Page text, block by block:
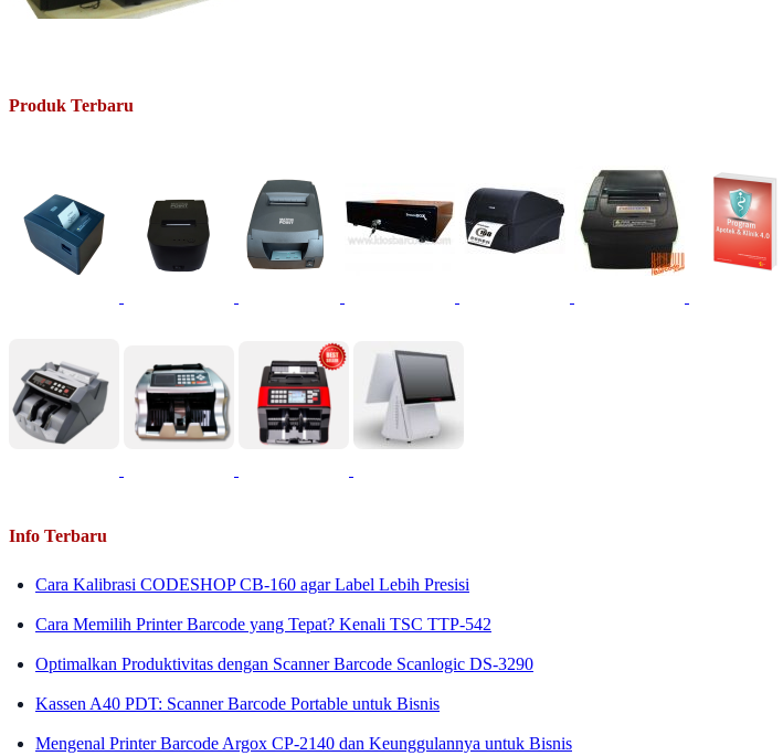
Produk Terbaru
Info Terbaru
Cara Kalibrasi CODESHOP CB-160 agar Label Lebih Presisi
Cara Memilih Printer Barcode yang Tepat? Kenali TSC TTP-542
Optimalkan Produktivitas dengan Scanner Barcode Scanlogic DS-3290
Kassen A40 PDT: Scanner Barcode Portable untuk Bisnis
Mengenal Printer Barcode Argox CP-2140 dan Keunggulannya untuk Bisnis